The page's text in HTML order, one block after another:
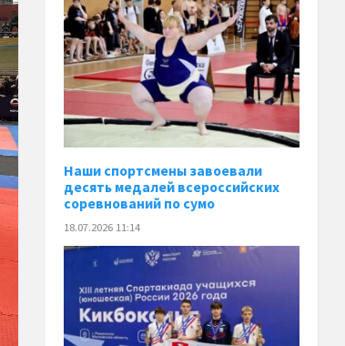
Наши спортсмены завоевали
десять медалей всероссийских
соревнований по сумо
18.07.2026 11:14